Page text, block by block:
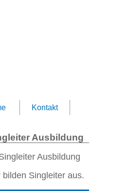
Kontakt
Ausbildung
bilden Singleiter aus.